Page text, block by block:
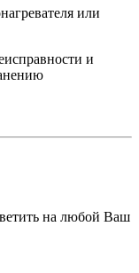
или
и
на любой Ваш